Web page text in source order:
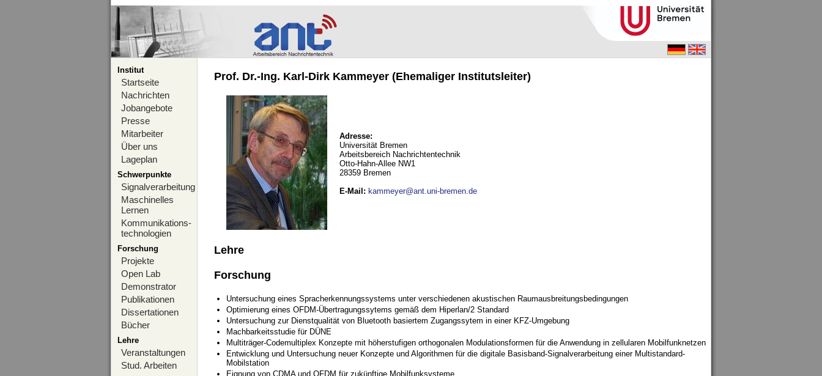
Institut
Startseite
Nachrichten
Jobangebote
Presse
Mitarbeiter
Über uns
Lageplan
Schwerpunkte
Signalverarbeitung
Maschinelles
Lernen
Kommunikations-
technologien
Forschung
Projekte
Open Lab
Demonstrator
Publikationen
Dissertationen
Bücher
Lehre
Veranstaltungen
Stud. Arbeiten
Prof. Dr.-Ing. Karl-Dirk Kammeyer (Ehemaliger Institutsleiter)
Adresse:
Universität Bremen
Arbeitsbereich Nachrichtentechnik
Otto-Hahn-Allee NW1
28359 Bremen
E-Mail : kammeyer@ant.uni-bremen.de
Lehre
Forschung
Untersuchung eines Spracherkennungssystems unter verschiedenen akustischen Raumausbreitungsbedingungen
Optimierung eines OFDM-Übertragungssytems gemäß dem Hiperlan/2 Standard
Untersuchung zur Dienstqualität von Bluetooth basiertem Zugangssytem in einer KFZ-Umgebung
Machbarkeitsstudie für DÜNE
Multiträger-Codemultiplex Konzepte mit höherstufigen orthogonalen Modulationsformen für die Anwendung in zellularen Mobilfunknetzen
Entwicklung und Untersuchung neuer Konzepte und Algorithmen für die digitale Basisband-Signalverarbeitung einer Multistandard-
Mobilstation
Eignung von CDMA und OFDM für zukünftige Mobilfunksysteme